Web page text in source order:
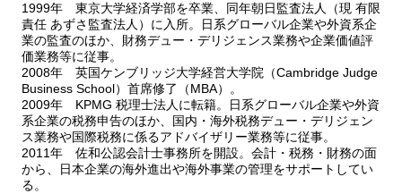
1999年 東京大学経済学部を卒業、同年朝日監査法人（現 有限
責任 あずさ監査法人）に入所。日系グローバル企業や外資系企
業の監査のほか、財務デュー・デリジェンス業務や企業価値評
価業務等に従事。
2008年 英国ケンブリッジ大学経営大学院（Cambridge Judge
Business School）首席修了（MBA）。
2009年 KPMG 税理士法人に転籍。日系グローバル企業や外資
系企業の税務申告のほか、国内・海外税務デュー・デリジェン
ス業務や国際税務に係るアドバイザリー業務等に従事。
2011年 佐和公認会計士事務所を開設。会計・税務・財務の面
から、日本企業の海外進出や海外事業の管理をサポートしてい
る。